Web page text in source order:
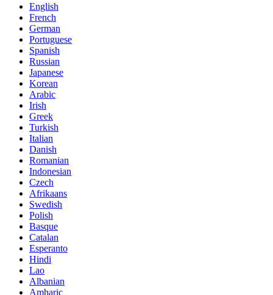
English
French
German
Portuguese
Spanish
Russian
Japanese
Korean
Arabic
Irish
Greek
Turkish
Italian
Danish
Romanian
Indonesian
Czech
Afrikaans
Swedish
Polish
Basque
Catalan
Esperanto
Hindi
Lao
Albanian
Amharic